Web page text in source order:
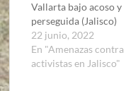
Vallarta bajo acoso y
perseguida (Jalisco)
22 junio, 2022
En "Amenazas contra
activistas en Jalisco"